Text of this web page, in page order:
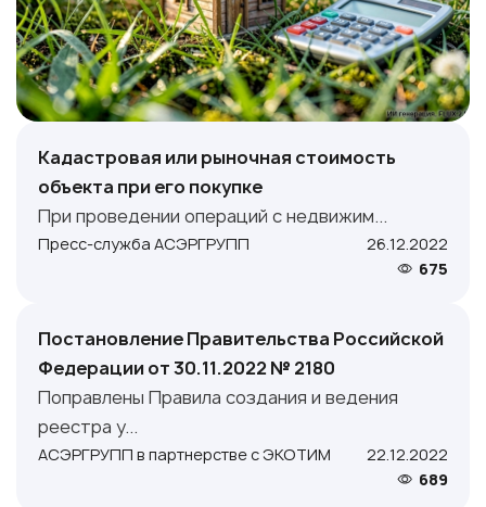
Кадастровая или рыночная стоимость
объекта при его покупке
При проведении операций с недвижим...
Пресс-служба АСЭРГРУПП
26.12.2022
675
Постановление Правительства Российской
Федерации от 30.11.2022 № 2180
Поправлены Правила создания и ведения
реестра у...
АСЭРГРУПП в партнерстве с ЭКОТИМ
22.12.2022
689